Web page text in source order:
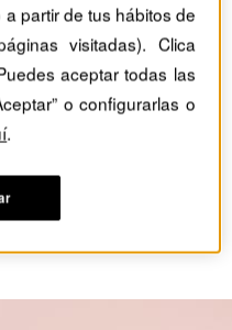
crea
partir de tus hábitos de
visitadas). Clica
aceptar todas las
o configurarlas o
.